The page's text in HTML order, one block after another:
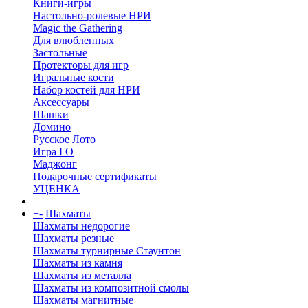
Книги-игры
Настольно-ролевые НРИ
Magic the Gathering
Для влюбленных
Застольные
Протекторы для игр
Игральные кости
Набор костей для НРИ
Аксессуары
Шашки
Домино
Русское Лото
Игра ГО
Маджонг
Подарочные сертификаты
УЦЕНКА
+- Шахматы
Шахматы недорогие
Шахматы резные
Шахматы турнирные Стаунтон
Шахматы из камня
Шахматы из металла
Шахматы из композитной смолы
Шахматы магнитные